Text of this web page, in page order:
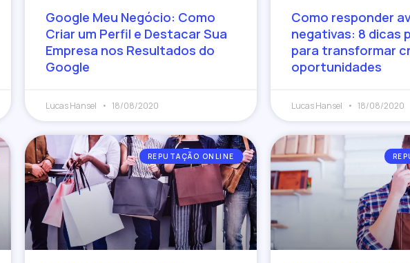
Google Meu Negócio: Como
Criar um Perfil e Destacar Sua
Empresa nos Resultados do
Google
Lucas Hansel 18/08/2020
Como responder
negativas: 8 dicas
para transformar
oportunidades
Lucas Hansel 18/08/2020
REPUTAÇÃO ONLINE